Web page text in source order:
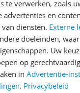
te verwerken, zoals
en
diensten. Externe
doeleinden,
Uw
op
in Advertentie-
. Privacybeleid